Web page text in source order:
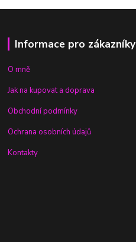
Informace pro zákazníky
O mně
Jak na kupovat a doprava
Obchodní podmínky
Ochrana osobních údajů
Kontakty